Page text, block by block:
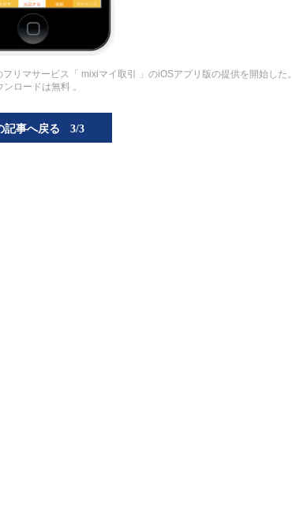
リマサービス「 mixiマイ取引 」のiOSアプリ版の提供を開始した。
ンロードは無料 。
記事へ戻る 3/3